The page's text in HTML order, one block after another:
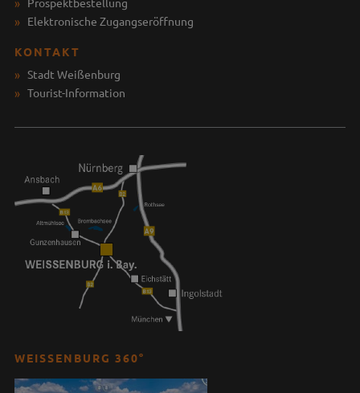
Elektronische Zugangseröffnung
KONTAKT
Stadt Weißenburg
Tourist-Information
WEISSENBURG 360°